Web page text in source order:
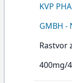
KVP
GMBH -
Rastvor
400mg/